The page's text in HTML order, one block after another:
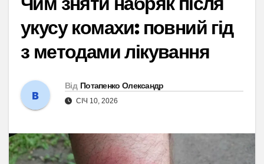
укусу комахи: повний гід
з методами лікування
Від Потапенко Олександр
СІЧ 10, 2026